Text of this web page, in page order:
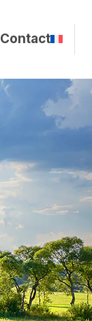
Contact